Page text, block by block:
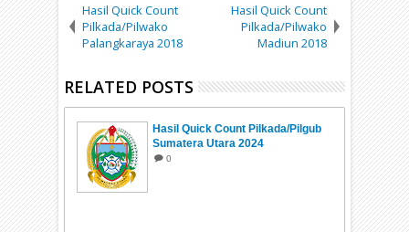
Hasil Quick Count
Pilkada/Pilwako
Palangkaraya 2018
Hasil Quick Count
Pilkada/Pilwako
Madiun 2018
RELATED POSTS
Hasil Quick Count Pilkada/Pilgub
Sumatera Utara 2024
0